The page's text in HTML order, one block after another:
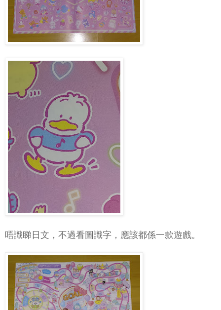
唔識睇日文，不過看圖識字，應該都係一款遊戲。